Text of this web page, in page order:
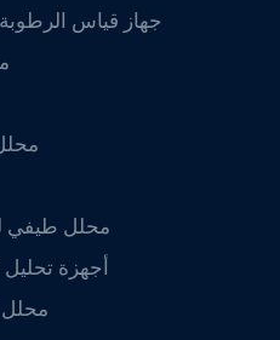
جهاز قياس الرطوبة
محلل طيفي
أجهزة تحليل
محلل